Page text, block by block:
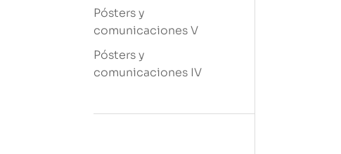
Pósters y
comunicaciones V
Pósters y
comunicaciones IV